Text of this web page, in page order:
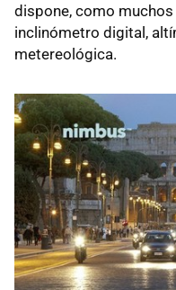
dispone, como
inclinómetro digital,
metereológica.